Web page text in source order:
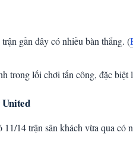
gần đây có nhiều bàn thắng. (
trong lối chơi tấn công, đặc biệt
United
14 trận sân khách vừa qua có